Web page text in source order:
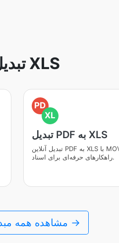
تبدیل به XLS
PD
XL
تبدیل PDF به XLS
تبدیل آنلاین PDF به XLS با MOV.to.
راهکارهای حرفه‌ای برای اسناد.
مشاهده همه مبدل‌های سند →